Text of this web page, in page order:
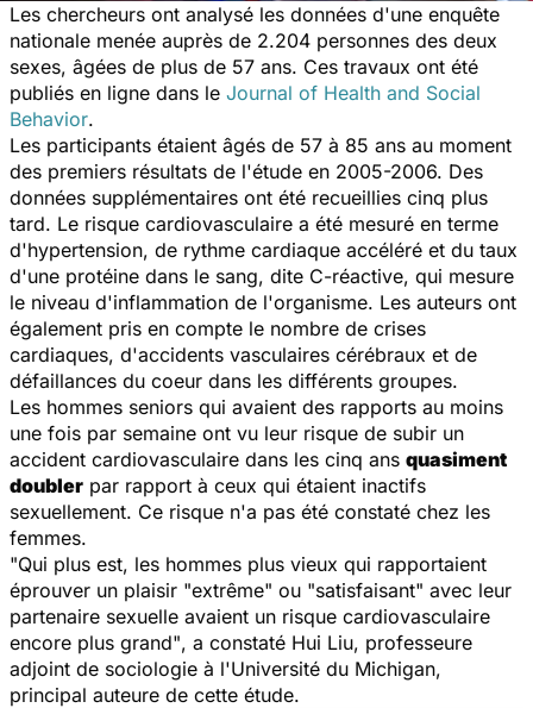
Les chercheurs ont analysé les données d'une enquête
nationale menée auprès de 2.204 personnes des deux
sexes, âgées de plus de 57 ans. Ces travaux ont été
publiés en ligne dans le Journal of Health and Social
Behavior.
Les participants étaient âgés de 57 à 85 ans au moment
des premiers résultats de l'étude en 2005-2006. Des
données supplémentaires ont été recueillies cinq plus
tard. Le risque cardiovasculaire a été mesuré en terme
d'hypertension, de rythme cardiaque accéléré et du taux
d'une protéine dans le sang, dite C-réactive, qui mesure
le niveau d'inflammation de l'organisme. Les auteurs ont
également pris en compte le nombre de crises
cardiaques, d'accidents vasculaires cérébraux et de
défaillances du coeur dans les différents groupes.
Les hommes seniors qui avaient des rapports au moins
une fois par semaine ont vu leur risque de subir un
accident cardiovasculaire dans les cinq ans quasiment
doubler par rapport à ceux qui étaient inactifs
sexuellement. Ce risque n'a pas été constaté chez les
femmes.
"Qui plus est, les hommes plus vieux qui rapportaient
éprouver un plaisir "extrême" ou "satisfaisant" avec leur
partenaire sexuelle avaient un risque cardiovasculaire
encore plus grand", a constaté Hui Liu, professeure
adjoint de sociologie à l'Université du Michigan,
principal auteure de cette étude.